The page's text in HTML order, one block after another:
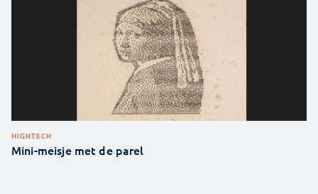
HIGHTECH
Mini-meisje met de parel